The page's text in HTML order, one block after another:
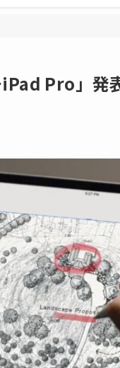
Pro」発